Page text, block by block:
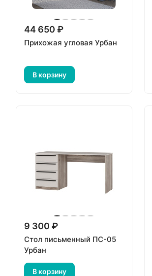
44 650 ₽
Прихожая угловая Урбан
В корзину
9 300 ₽
Стол письменный ПС-05
Урбан
В корзину